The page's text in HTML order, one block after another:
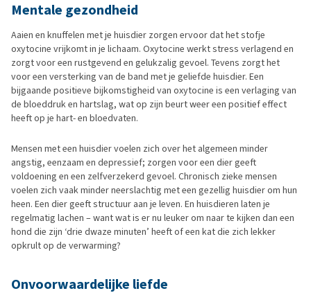
Mentale gezondheid
Aaien en knuffelen met je huisdier zorgen ervoor dat het stofje
oxytocine vrijkomt in je lichaam. Oxytocine werkt stress verlagend en
zorgt voor een rustgevend en gelukzalig gevoel. Tevens zorgt het
voor een versterking van de band met je geliefde huisdier. Een
bijgaande positieve bijkomstigheid van oxytocine is een verlaging van
de bloeddruk en hartslag, wat op zijn beurt weer een positief effect
heeft op je hart- en bloedvaten.
Mensen met een huisdier voelen zich over het algemeen minder
angstig, eenzaam en depressief; zorgen voor een dier geeft
voldoening en een zelfverzekerd gevoel. Chronisch zieke mensen
voelen zich vaak minder neerslachtig met een gezellig huisdier om hun
heen. Een dier geeft structuur aan je leven. En huisdieren laten je
regelmatig lachen – want wat is er nu leuker om naar te kijken dan een
hond die zijn ‘drie dwaze minuten’ heeft of een kat die zich lekker
opkrult op de verwarming?
Onvoorwaardelijke liefde